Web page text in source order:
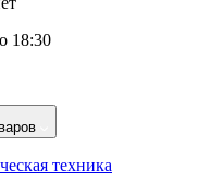
18:30
техника